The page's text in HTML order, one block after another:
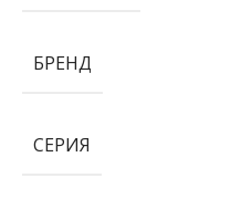
БРЕНД
СЕРИЯ